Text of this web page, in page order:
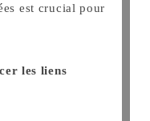
est crucial pour
les liens